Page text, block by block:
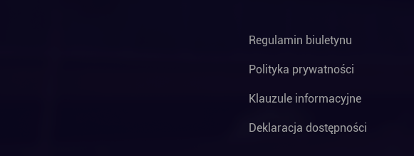
Regulamin biuletynu
Polityka prywatności
Klauzule informacyjne
Deklaracja dostępności